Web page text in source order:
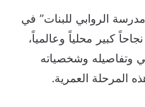
الروابي للبنات” في
32 لغة ولاقى نجاحاً كبير محلياً وعالمياً،
وتفاصيله وشخصياته
المرحلة العمرية.